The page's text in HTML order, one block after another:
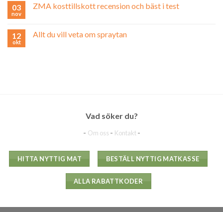
03
nov
ZMA kosttillskott recension och bäst i test
12
okt
Allt du vill veta om spraytan
Vad söker du?
- Om oss - Kontakt-
HITTA NYTTIG MAT BESTÄLL NYTTIG MATKASSE
ALLA RABATTKODER